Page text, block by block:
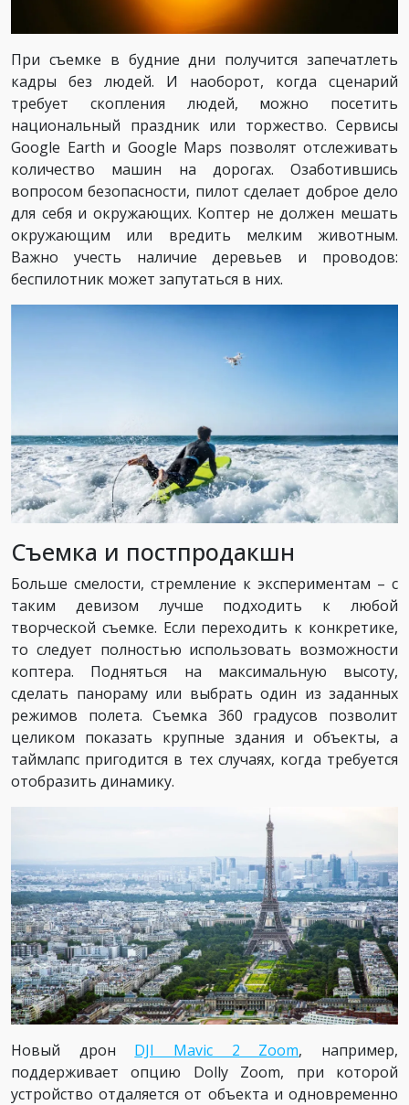
При съемке в будние дни получится запечатлеть
кадры без людей. И наоборот, когда сценарий
требует скопления людей, можно посетить
национальный праздник или торжество. Сервисы
Google Earth и Google Maps позволят отслеживать
количество машин на дорогах. Озаботившись
вопросом безопасности, пилот сделает доброе дело
для себя и окружающих. Коптер не должен мешать
окружающим или вредить мелким животным.
Важно учесть наличие деревьев и проводов:
беспилотник может запутаться в них.
Съемка и постпродакшн
Больше смелости, стремление к экспериментам – с
таким девизом лучше подходить к любой
творческой съемке. Если переходить к конкретике,
то следует полностью использовать возможности
коптера. Подняться на максимальную высоту,
сделать панораму или выбрать один из заданных
режимов полета. Съемка 360 градусов позволит
целиком показать крупные здания и объекты, а
таймлапс пригодится в тех случаях, когда требуется
отобразить динамику.
Новый дрон DJI Mavic 2 Zoom, например,
поддерживает опцию Dolly Zoom, при которой
устройство отдаляется от объекта и одновременно